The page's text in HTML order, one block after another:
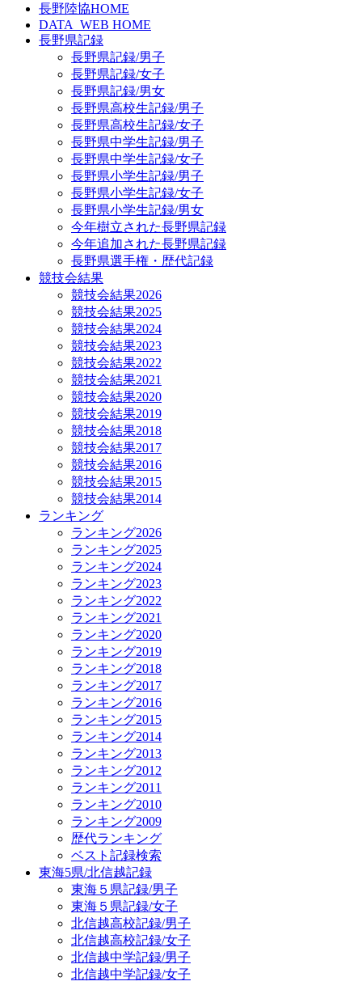
長野陸協HOME
DATA_WEB HOME
長野県記録
長野県記録/男子
長野県記録/女子
長野県記録/男女
長野県高校生記録/男子
長野県高校生記録/女子
長野県中学生記録/男子
長野県中学生記録/女子
長野県小学生記録/男子
長野県小学生記録/女子
長野県小学生記録/男女
今年樹立された長野県記録
今年追加された長野県記録
長野県選手権・歴代記録
競技会結果
競技会結果2026
競技会結果2025
競技会結果2024
競技会結果2023
競技会結果2022
競技会結果2021
競技会結果2020
競技会結果2019
競技会結果2018
競技会結果2017
競技会結果2016
競技会結果2015
競技会結果2014
ランキング
ランキング2026
ランキング2025
ランキング2024
ランキング2023
ランキング2022
ランキング2021
ランキング2020
ランキング2019
ランキング2018
ランキング2017
ランキング2016
ランキング2015
ランキング2014
ランキング2013
ランキング2012
ランキング2011
ランキング2010
ランキング2009
歴代ランキング
ベスト記録検索
東海5県/北信越記録
東海５県記録/男子
東海５県記録/女子
北信越高校記録/男子
北信越高校記録/女子
北信越中学記録/男子
北信越中学記録/女子